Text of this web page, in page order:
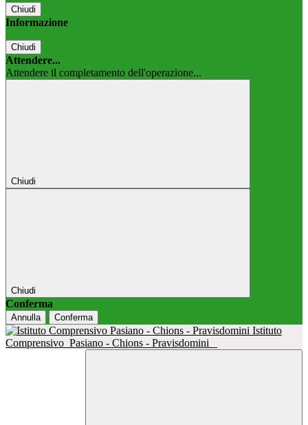
Chiudi
Informazione
Chiudi
Attendere...
Attendere il completamento dell'operazione...
Chiudi
Chiudi
Conferma
Annulla Conferma
Istituto
Comprensivo Pasiano - Chions - Pravisdomini